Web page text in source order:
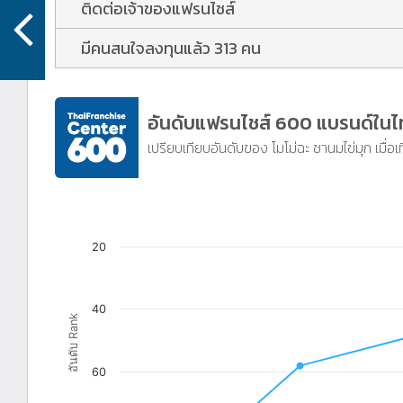
ติดต่อเจ้าของแฟรนไชส์
มีคนสนใจลงทุนแล้ว 313 คน
อันดับแฟรนไชส์ 600 แบรนด์ใน
เปรียบเทียบอันดับของ โมโม่ฉะ ชานมไข่มุก เมื่